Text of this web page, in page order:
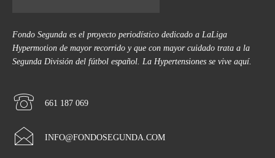
Fondo Segunda es el proyecto periodístico dedicado a LaLiga
Hypermotion de mayor recorrido y que con mayor cuidado trata a la
Segunda División del fútbol español. La Hypertensiones se vive aquí.
661 187 069
INFO@FONDOSEGUNDA.COM